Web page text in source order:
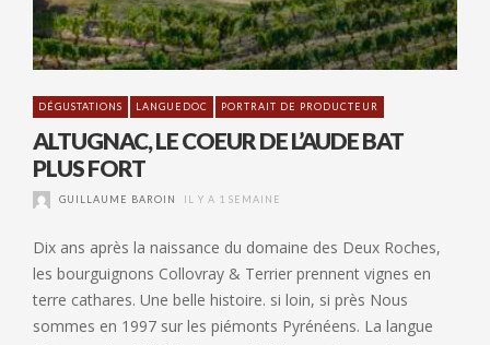
DÉGUSTATIONS LANGUEDOC PORTRAIT DE PRODUCTEUR
ALTUGNAC, LE COEUR DE L’AUDE BAT
PLUS FORT
GUILLAUME BAROIN IL Y A 1 SEMAINE
Dix ans après la naissance du domaine des Deux Roches,
les bourguignons Collovray & Terrier prennent vignes en
terre cathares. Une belle histoire. si loin, si près Nous
sommes en 1997 sur les piémonts Pyrénéens. La langue